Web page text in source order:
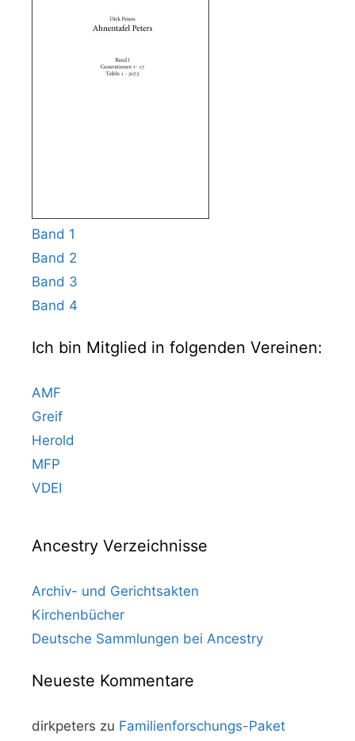
Band 1
Band 2
Band 3
Band 4
Ich bin Mitglied in folgenden Vereinen:
AMF
Greif
Herold
MFP
VDEI
Ancestry Verzeichnisse
Archiv- und Gerichtsakten
Kirchenbücher
Deutsche Sammlungen bei Ancestry
Neueste Kommentare
dirkpeters zu Familienforschungs-Paket